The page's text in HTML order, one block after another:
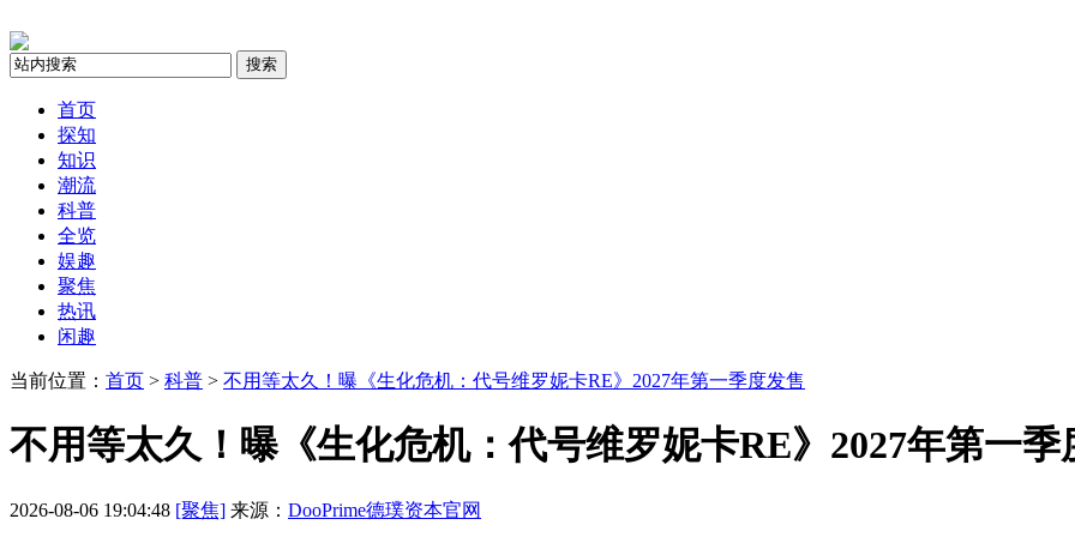
搜索
首页
探知
知识
潮流
科普
全览
娱趣
聚焦
热讯
闲趣
当前位置： 首页 > 科普 > 不用等太久！曝《生化危机：代号维罗妮卡RE》2027年第一季度发售
不用等太久！曝《生化危机：代号维罗妮卡RE》2027年第一季
2026-08-06 19:04:48 [聚焦] 来源： DooPrime德璞资本官网